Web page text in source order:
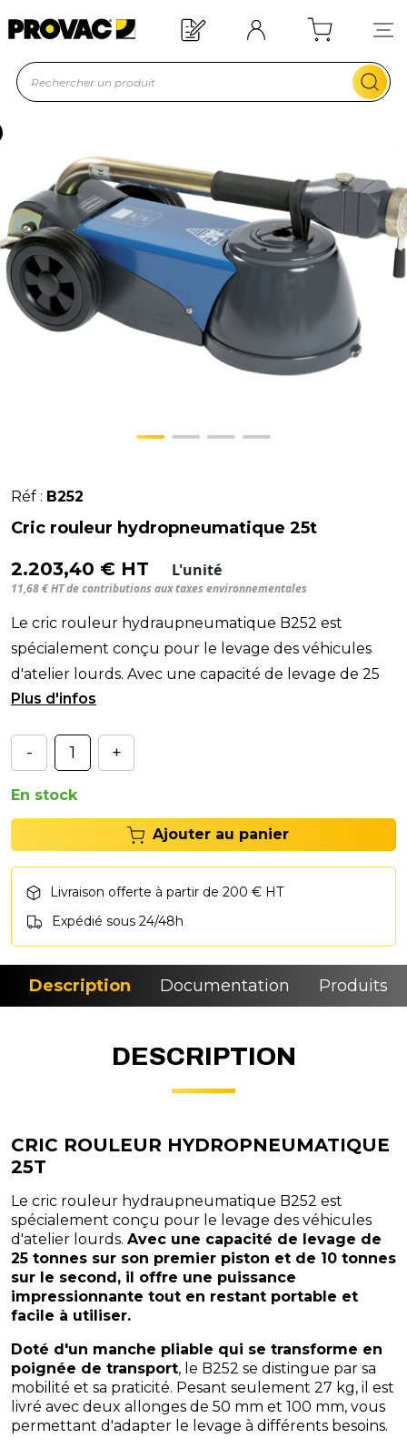
Offre de bienvenue : 20€ offerts !
En savoir plus
Réf : B252
Cric rouleur hydropneumatique 25t
2.203,40 € HT L'unité
11,68 € HT de contributions aux taxes environnementales
Le cric rouleur hydraupneumatique B252 est
spécialement conçu pour le levage des véhicules
d'atelier lourds. Avec une capacité de levage de 25
tonnes
- +
En stock
Ajouter au panier
Livraison offerte à partir de 200 € HT
Expédié sous 24/48h
Description Documentation Produits
DESCRIPTION
CRIC ROULEUR HYDROPNEUMATIQUE
25T
Le cric rouleur hydraupneumatique B252 est
spécialement conçu pour le levage des véhicules
d'atelier lourds. Avec une capacité de levage de
25 tonnes sur son premier piston et de 10 tonnes
sur le second, il offre une puissance
impressionnante tout en restant portable et
facile à utiliser.
Doté d'un manche pliable qui se transforme en
poignée de transport, le B252 se distingue par sa
mobilité et sa praticité. Pesant seulement 27 kg, il est
livré avec deux allonges de 50 mm et 100 mm, vous
permettant d'adapter le levage à différents besoins.